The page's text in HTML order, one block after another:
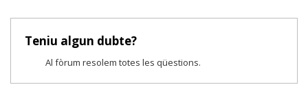
Teniu algun dubte?
Al fòrum resolem totes les qüestions.